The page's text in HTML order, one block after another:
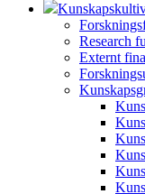
Research
Externt